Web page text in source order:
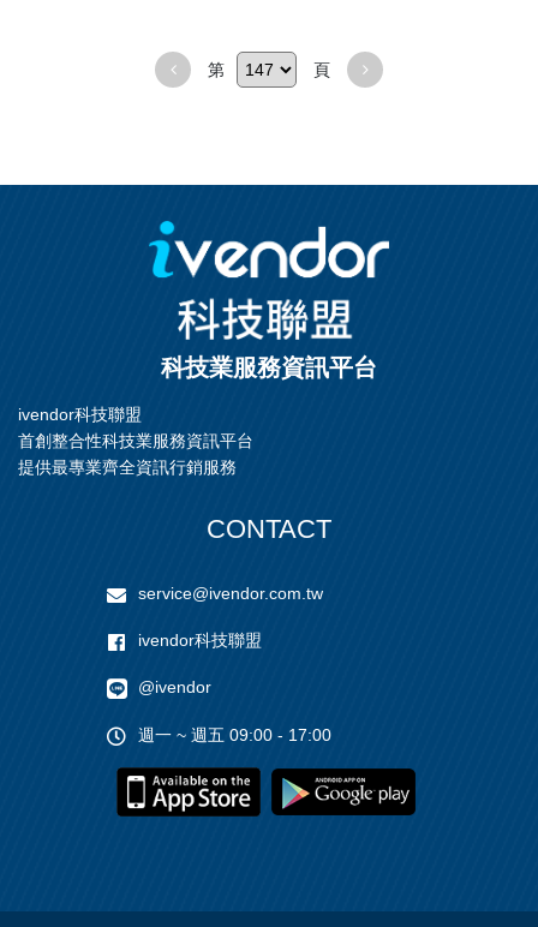
第 頁
科技業服務資訊平台
ivendor科技聯盟
首創整合性科技業服務資訊平台
提供最專業齊全資訊行銷服務
CONTACT
service@ivendor.com.tw
ivendor科技聯盟
@ivendor
週一 ~ 週五 09:00 - 17:00